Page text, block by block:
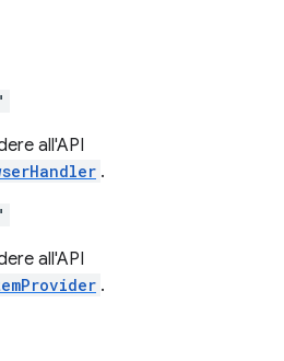
all'API
.
all'API
.